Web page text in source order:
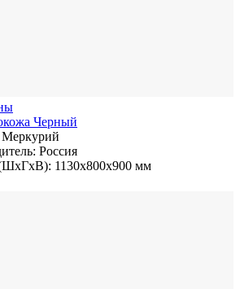
Черный
Россия
1130x800x900 мм